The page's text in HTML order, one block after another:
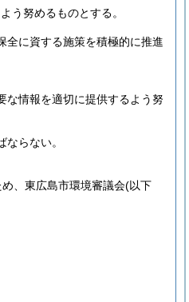
う努めるものとする。
全に資する施策を積極的に推進
な情報を適切に提供するよう努
らない。
、東広島市環境審議会(以下